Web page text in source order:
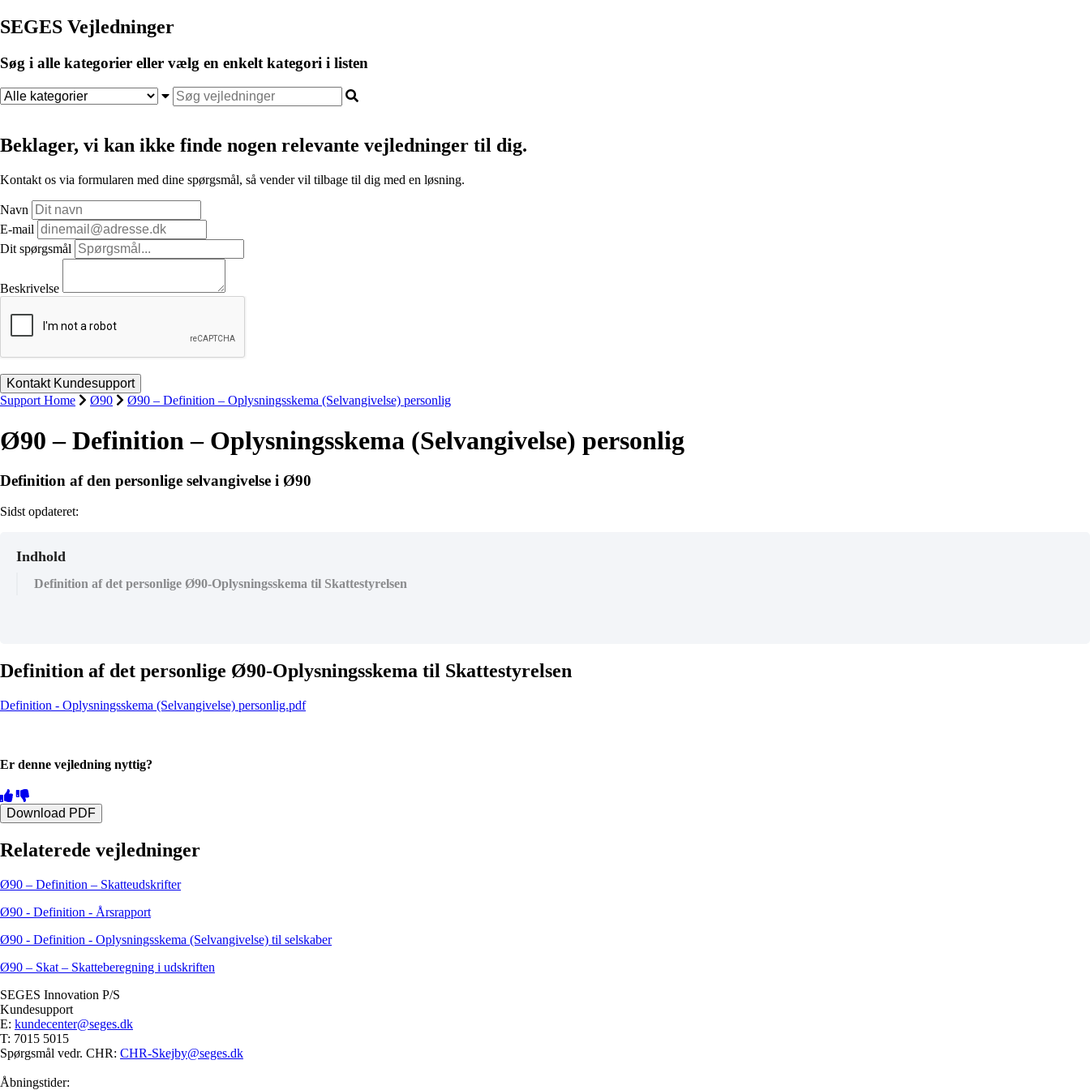
SEGES Vejledninger
Søg i alle kategorier eller vælg en enkelt kategori i listen
Beklager, vi kan ikke finde nogen relevante vejledninger til dig.
Kontakt os via formularen med dine spørgsmål, så vender vil tilbage til dig med en løsning.
Navn
E-mail
Dit spørgsmål
Beskrivelse
Support Home Ø90 Ø90 – Definition – Oplysningsskema (Selvangivelse) personlig
Ø90 – Definition – Oplysningsskema (Selvangivelse) personlig
Definition af den personlige selvangivelse i Ø90
Sidst opdateret:
Indhold
Definition af det personlige Ø90-Oplysningsskema til Skattestyrelsen
Definition af det personlige Ø90-Oplysningsskema til Skattestyrelsen
Definition - Oplysningsskema (Selvangivelse) personlig.pdf
Er denne vejledning nyttig?
Download PDF
Relaterede vejledninger
Ø90 – Definition – Skatteudskrifter
Ø90 - Definition - Årsrapport
Ø90 - Definition - Oplysningsskema (Selvangivelse) til selskaber
Ø90 – Skat – Skatteberegning i udskriften
SEGES Innovation P/S
Kundesupport
E: kundecenter@seges.dk
T: 7015 5015
Spørgsmål vedr. CHR: CHR-Skejby@seges.dk
Åbningstider: